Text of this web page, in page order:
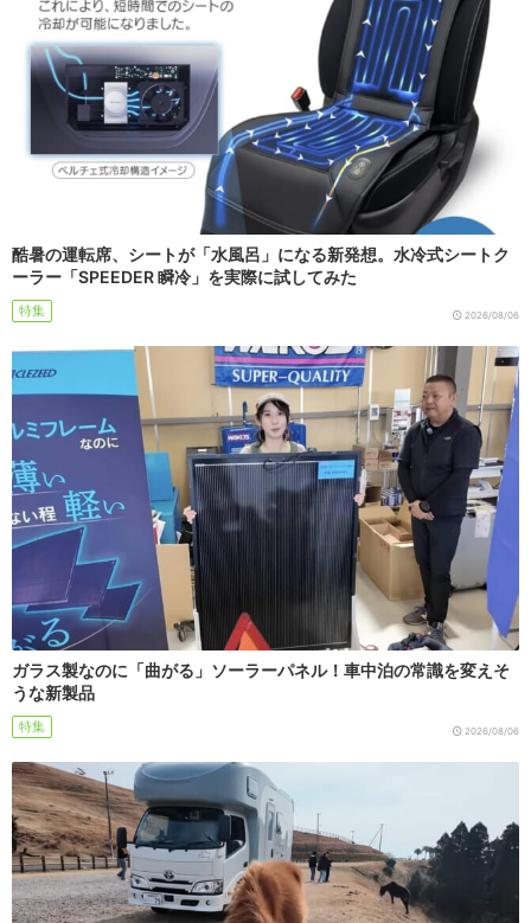
酷暑の運転席、シートが「水風呂」になる新発想。水冷式シートク
ーラー「SPEEDER 瞬冷」を実際に試してみた
特集 2026/08/06
ガラス製なのに「曲がる」ソーラーパネル！車中泊の常識を変えそ
うな新製品
特集 2026/08/06